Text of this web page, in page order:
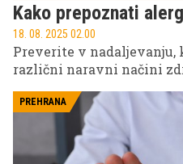
Kako prepoznati
18. 08. 2025 02.00
Preverite v nadaljevanju,
različni naravni načini
PREHRANA